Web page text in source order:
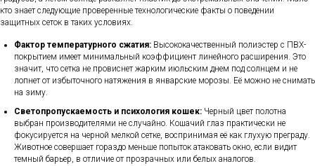
кто знает следующие проверенные технологические факты о поведении
защитных сеток в таких условиях.
Фактор температурного сжатия: Высококачественный полиэстер с ПВХ-
покрытием имеет минимальный коэффициент линейного расширения. Это
значит, что сетка не провиснет жарким июльским днем под солнцем и не
лопнет от избыточного натяжения в январские морозы. Её можно не снимать
на зиму.
Светопропускаемость и психология кошек: Черный цвет полотна
выбран производителями не случайно. Кошачий глаз практически не
фокусируется на черной мелкой сетке, воспринимая её как глухую преграду.
Животное совершает гораздо меньше попыток атаковать окно, если видит
темный барьер, в отличие от прозрачных или белых аналогов.